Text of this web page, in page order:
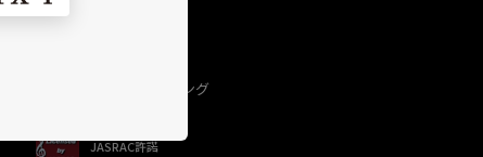
PLAYING）
USEN（有線）ランキング
JASRAC許諾